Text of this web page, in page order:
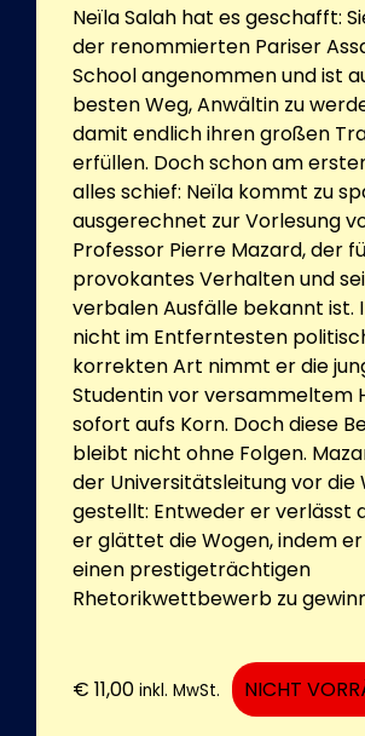
Neïla Salah hat es geschafft:
der renommierten Pariser
School angenommen und ist
besten Weg, Anwältin zu
damit endlich ihren großen
erfüllen. Doch schon am
alles schief: Neïla kommt zu
ausgerechnet zur Vorlesung
Professor Pierre Mazard, der
provokantes Verhalten und
verbalen Ausfälle bekannt ist.
nicht im Entferntesten
korrekten Art nimmt er die
Studentin vor versammeltem
sofort aufs Korn. Doch diese
bleibt nicht ohne Folgen.
der Universitätsleitung vor die
gestellt: Entweder er verlässt
er glättet die Wogen, indem
einen prestigeträchtigen
Rhetorikwettbewerb zu
€ 11,00 inkl. MwSt. NICHT